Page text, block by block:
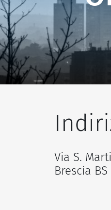
Via S.
Brescia BS